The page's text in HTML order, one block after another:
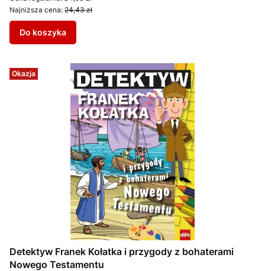
Najniższa cena: 24,43 zł
Do koszyka
Okazja
Detektyw Franek Kołatka i przygody z bohaterami
Nowego Testamentu